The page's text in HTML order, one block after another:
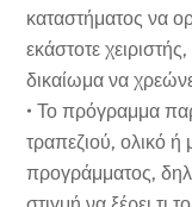
καταστήματος να
εκάστοτε
δικαίωμα να
• Το πρόγραμμα
τραπεζιού, ολικό ή
προγράμματος,